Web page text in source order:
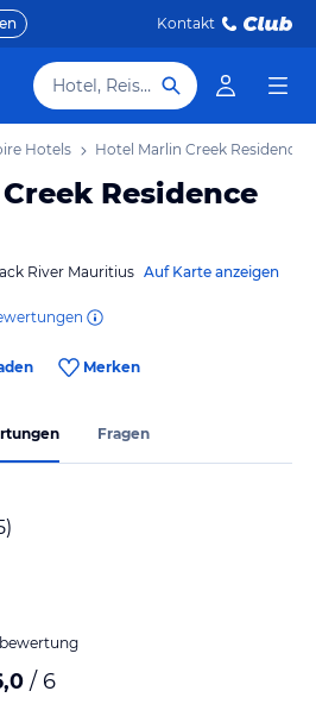
Kontakt
Hotel, Reiseziel
Hotels Hotel Marlin Creek Residence
Residence
River Mauritius Auf Karte anzeigen
Merken
Fragen
)
/ 6